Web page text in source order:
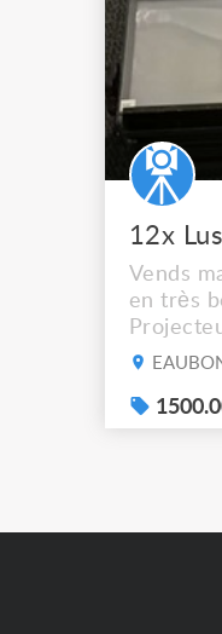
Vends
en très
de filtre
system –
LEDs